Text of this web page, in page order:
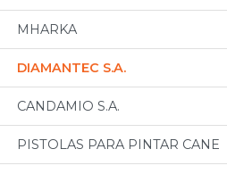
MHARKA
DIAMANTEC S.A.
CANDAMIO S.A.
PISTOLAS PARA PINTAR CANE